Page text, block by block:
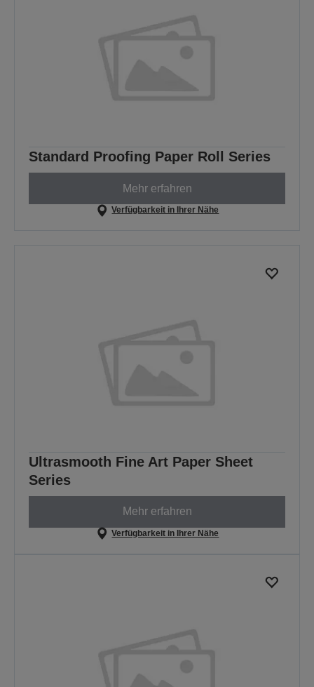
Standard Proofing Paper Roll Series
Mehr erfahren
Verfügbarkeit in Ihrer Nähe
Ultrasmooth Fine Art Paper Sheet
Series
Mehr erfahren
Verfügbarkeit in Ihrer Nähe